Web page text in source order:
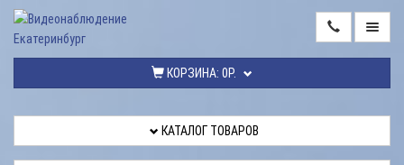
КОРЗИНА: 0Р.
ТОВАРОВ
КАТАЛОГ ТОВАРОВ